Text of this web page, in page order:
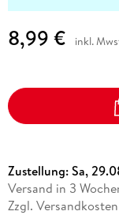
8,99 € inkl.
Zustellung:Sa,
Versand in 3
Zzgl. Versandkosten